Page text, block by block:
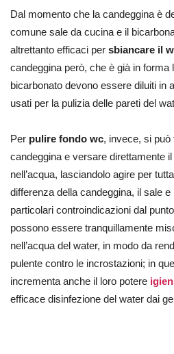
Dal momento che la candeggina è
comune sale da cucina e il
altrettanto efficaci per sbiancare il
candeggina però, che è già in forma
bicarbonato devono essere diluiti in
usati per la pulizia delle pareti del
Per pulire fondo wc, invece, si
candeggina e versare direttamente
nell’acqua, lasciandolo agire per
differenza della candeggina, il sale
particolari controindicazioni dal
possono essere tranquillamente
nell’acqua del water, in modo da
pulente contro le incrostazioni; in
incrementa anche il loro potere
efficace disinfezione del water dai